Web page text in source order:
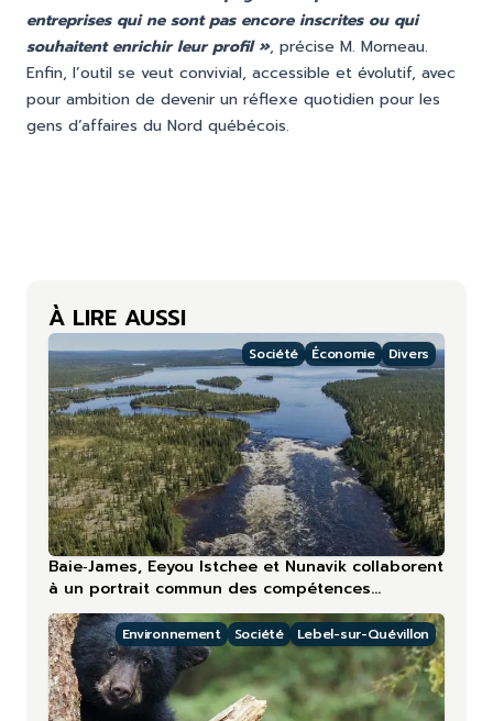
entreprises qui ne sont pas encore inscrites ou qui
souhaitent enrichir leur profil », précise M. Morneau.
Enfin, l’outil se veut convivial, accessible et évolutif, avec
pour ambition de devenir un réflexe quotidien pour les
gens d’affaires du Nord québécois.
À LIRE AUSSI
Société Économie Divers
Baie‑James, Eeyou Istchee et Nunavik collaborent
à un portrait commun des compétences
touristiques
Environnement Société Lebel-sur-Quévillon